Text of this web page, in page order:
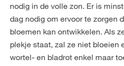
nodig in de volle zon. Er is
dag nodig om ervoor te zorgen
bloemen kan ontwikkelen. Als
plekje staat, zal ze niet bloeien
wortel- en bladrot enkel maar